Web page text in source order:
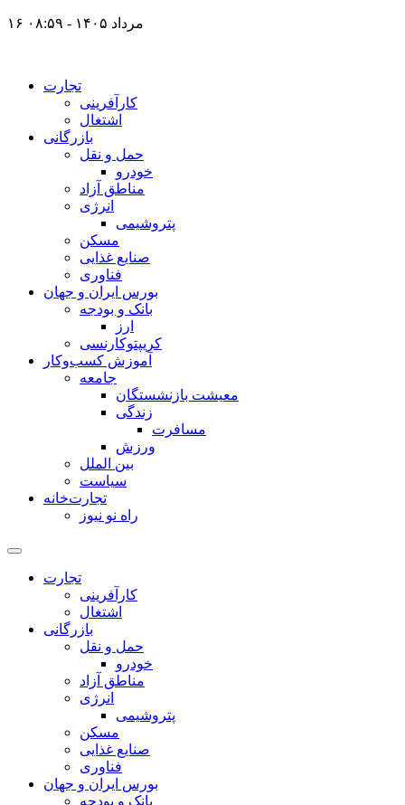
۱۶ مرداد ۱۴۰۵ - ۰۸:۵۹
تجارت
کارآفرینی
اشتغال
بازرگانی
حمل و نقل
خودرو
مناطق آزاد
انرژی
پتروشیمی
مسکن
صنایع غذایی
فناوری
بورس ایران و جهان
بانک و بودجه
ارز
کریپتوکارنسی
آموزش کسب‌وکار
جامعه
معیشت بازنشستگان
زندگی
مسافرت
ورزش
بین الملل
سیاست
تجارت‌خانه
راه نو نیوز
تجارت
کارآفرینی
اشتغال
بازرگانی
حمل و نقل
خودرو
مناطق آزاد
انرژی
پتروشیمی
مسکن
صنایع غذایی
فناوری
بورس ایران و جهان
بانک و بودجه